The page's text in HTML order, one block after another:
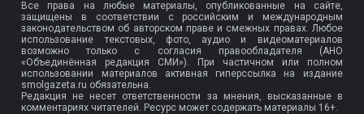
Все права на любые материалы, опубликованные на сайте,
защищены в соответствии с российским и международным
законодательством об авторском праве и смежных правах. Любое
использование текстовых, фото, аудио и видеоматериалов
возможно только с согласия правообладателя (АНО
«Объединённая редакция СМИ»). При частичном или полном
использовании материалов активная гиперссылка на издание
smolgazeta.ru обязательна.
Редакция не несет ответственности за мнения, высказанные в
комментариях читателей. Ресурс может содержать материалы 16+.